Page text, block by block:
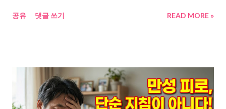
닐 수 있다. 분당서울대학교병원 면역력 안내 에 따르면, 면역력 저
냥 나이 탓일까. 아니면, 지금 내 밥상이 보내는 신호일까. 면역력
강화 음식에 대한 기사와 연구, 실제 후기들을 모아 분석해봤다. 발
견한 패턴이 꽤 흥미롭다. 면역력 강화 음식보다 먼저, “왜 40대부
공유 댓글 쓰기 READ MORE »